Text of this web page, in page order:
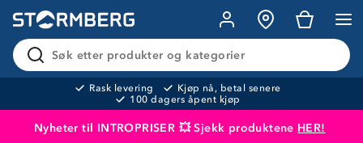
Søk etter produkter og kategorier
Rask levering
Kjøp nå, betal senere
100 dagers åpent kjøp
Nyheter til INTROPRISER 💥 Sjekk produktene HER!